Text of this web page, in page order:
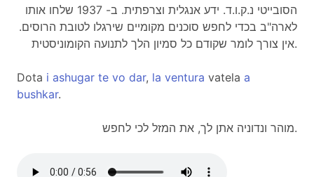
הסובייטי נ.ק.ו.ד. ידע אנגלית וצרפתית. ב- 1937 שלחו אותו
לארה"ב בכדי לחפש סוכנים מקומיים שירגלו לטובת הרוסים.
אין צורך לומר שקודם כל סמיון הלך לתנועה הקומוניסטית.
Dota i ashugar te vo dar, la ventura vatela a
bushkar.
מוהר ונדוניה אתן לך, את המזל לכי לחפש.